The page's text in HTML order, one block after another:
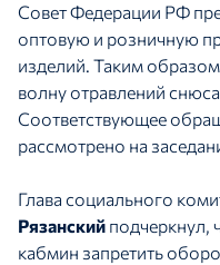
Совет Федерации РФ
оптовую и розничную
изделий. Таким
волну отравлений
Соответствующее
рассмотрено на
Глава социального
Рязанский подчеркнул,
кабмин запретить